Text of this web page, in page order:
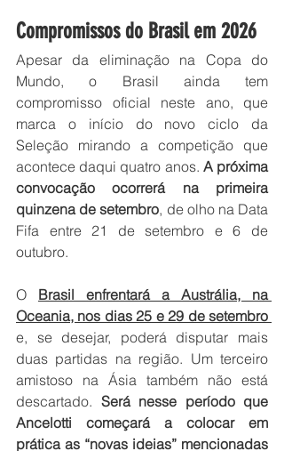
Compromissos do Brasil em 2026
Apesar da eliminação na Copa do
Mundo, o Brasil ainda tem
compromisso oficial neste ano, que
marca o início do novo ciclo da
Seleção mirando a competição que
acontece daqui quatro anos. A próxima
convocação ocorrerá na primeira
quinzena de setembro, de olho na Data
Fifa entre 21 de setembro e 6 de
outubro.
O Brasil enfrentará a Austrália, na
e, se desejar, poderá disputar mais
duas partidas na região. Um terceiro
amistoso na Ásia também não está
descartado. Será nesse período que
Ancelotti começará a colocar em
prática as “novas ideias” mencionadas